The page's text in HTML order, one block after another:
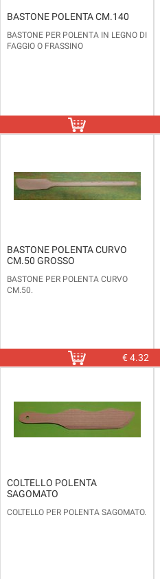
BASTONE POLENTA CM.140
BASTONE PER POLENTA IN LEGNO DI
FAGGIO O FRASSINO
BASTONE POLENTA CURVO
CM.50 GROSSO
BASTONE PER POLENTA CURVO
CM.50.
€4.32
COLTELLO POLENTA
SAGOMATO
COLTELLO PER POLENTA SAGOMATO.